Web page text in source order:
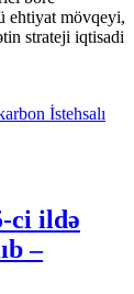
ehtiyat mövqeyi,
strateji iqtisadi
ci ildə
–